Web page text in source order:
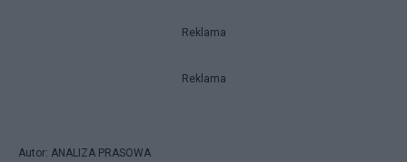
Reklama
Reklama
Autor: ANALIZA PRASOWA